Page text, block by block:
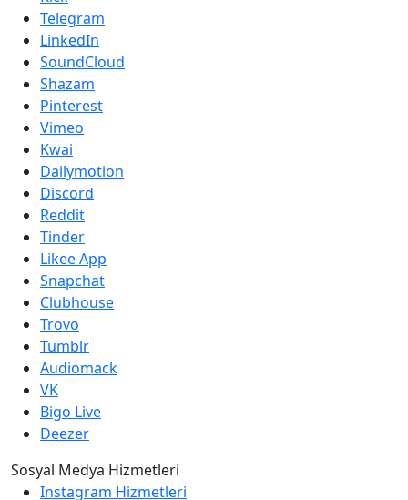
Telegram
LinkedIn
SoundCloud
Shazam
Pinterest
Vimeo
Kwai
Dailymotion
Discord
Reddit
Tinder
Likee App
Snapchat
Clubhouse
Trovo
Tumblr
Audiomack
VK
Bigo Live
Deezer
Sosyal Medya Hizmetleri
Instagram Hizmetleri